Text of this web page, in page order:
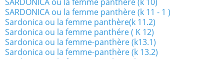
SARDONICA ou la femme panthère (k 10)
SARDONICA ou la femme panthère (k 11 - 1 )
Sardonica ou la femme panthère(k 11.2)
Sardonica ou la femme panthére ( K 12)
Sardonica ou la femme-panthère (k13.1)
Sardonica ou la femme-panthère (k 13.2)